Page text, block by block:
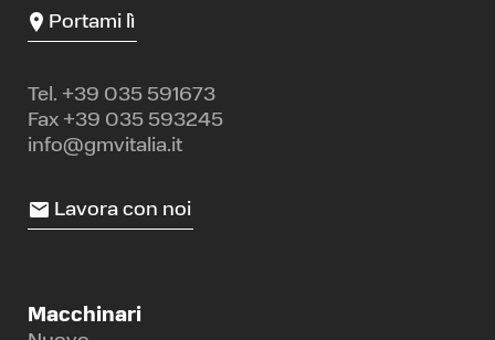
Portami lì
Tel. +39 035 591673
Fax +39 035 593245
info@gmvitalia.it
Lavora con noi
Macchinari